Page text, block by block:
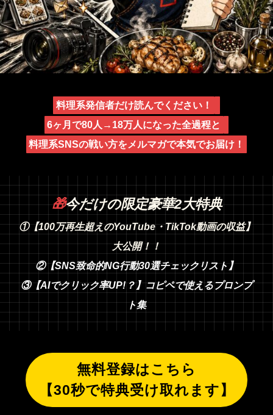
料理系発信者だけ読んでください！
6ヶ月で80人→18万人になった全過程と
料理系SNSの戦い方をメルマガで本気でお届け！
🎁今だけの限定豪華2大特典
①【100万再生超えのYouTube・TikTok動画の収益】
大公開！！
②【SNS致命的NG行動30選チェックリスト】
③【AIでクリック率UP!？】コピペで使えるプロンプ
ト集
無料登録はこちら
【30秒で特典受け取れます】